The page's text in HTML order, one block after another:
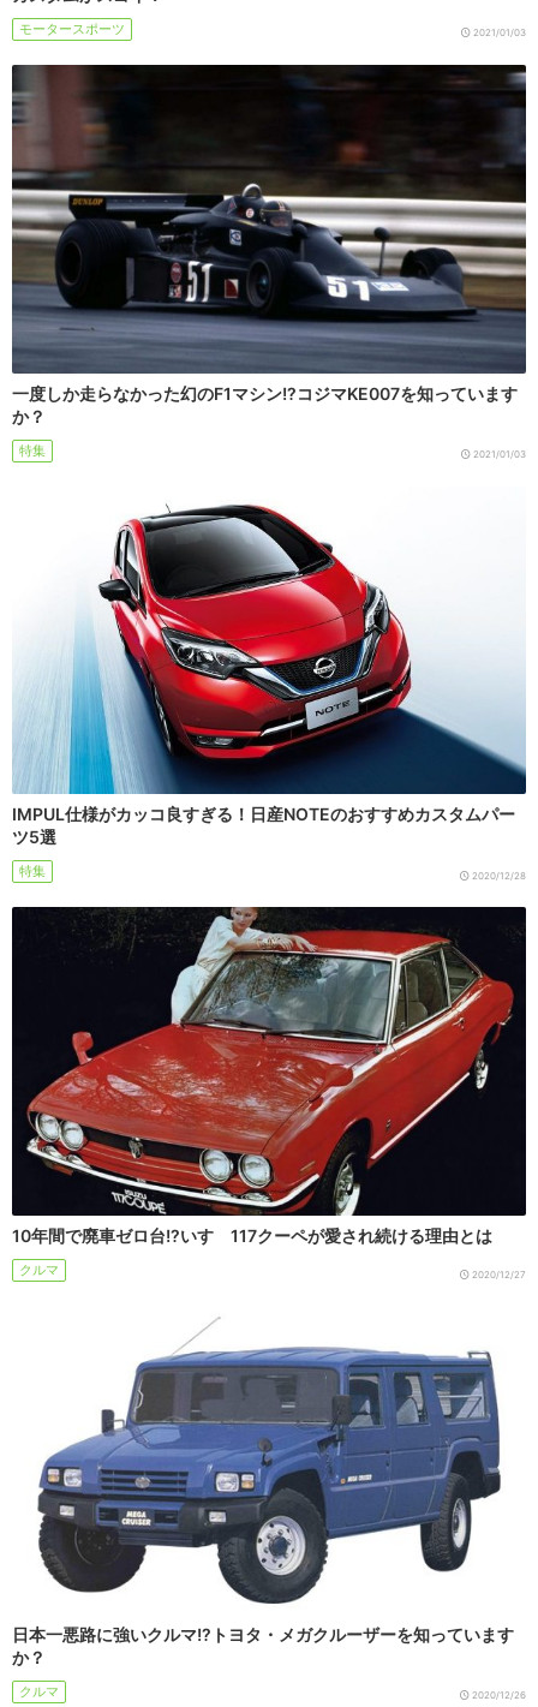
モータースポーツ 2021/01/03
一度しか走らなかった幻のF1マシン!?コジマKE007を知っています
か？
特集 2021/01/03
IMPUL仕様がカッコ良すぎる！日産NOTEのおすすめカスタムパー
ツ5選
特集 2020/12/28
10年間で廃車ゼロ台!?いすゞ117クーペが愛され続ける理由とは
クルマ 2020/12/27
日本一悪路に強いクルマ!?トヨタ・メガクルーザーを知っています
か？
クルマ 2020/12/26